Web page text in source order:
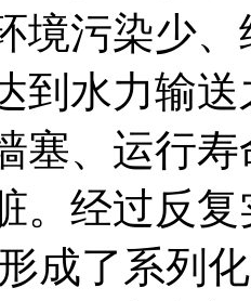
境污染少
到水力输
塞、运行
。经过反
成了系列